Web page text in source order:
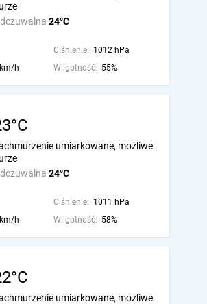
24°C
Ciśnienie: 1012 hPa
h Wilgotność: 55%
24°C
umiarkowane, możliwe
Ciśnienie: 1011 hPa
h Wilgotność: 58%
umiarkowane, możliwe